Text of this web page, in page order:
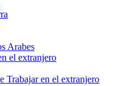
Arabes
el extranjero
Trabajar en el extranjero